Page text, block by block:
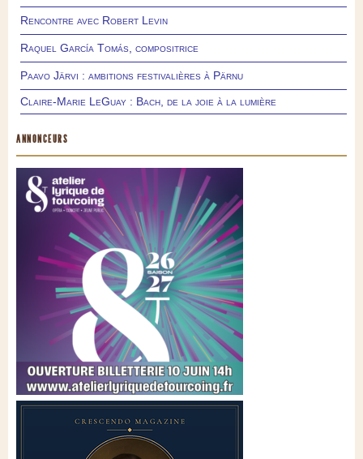
Rencontre avec Robert Levin
Raquel García Tomás, compositrice
Paavo Järvi : ambitions festivalières à Pärnu
Claire-Marie LeGuay : Bach, de la joie à la lumière
ANNONCEURS